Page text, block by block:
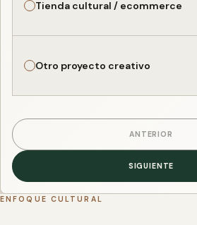
Tienda cultural / ecommerce
Otro proyecto creativo
ANTERIOR
SIGUIENTE
ENFOQUE CULTURAL